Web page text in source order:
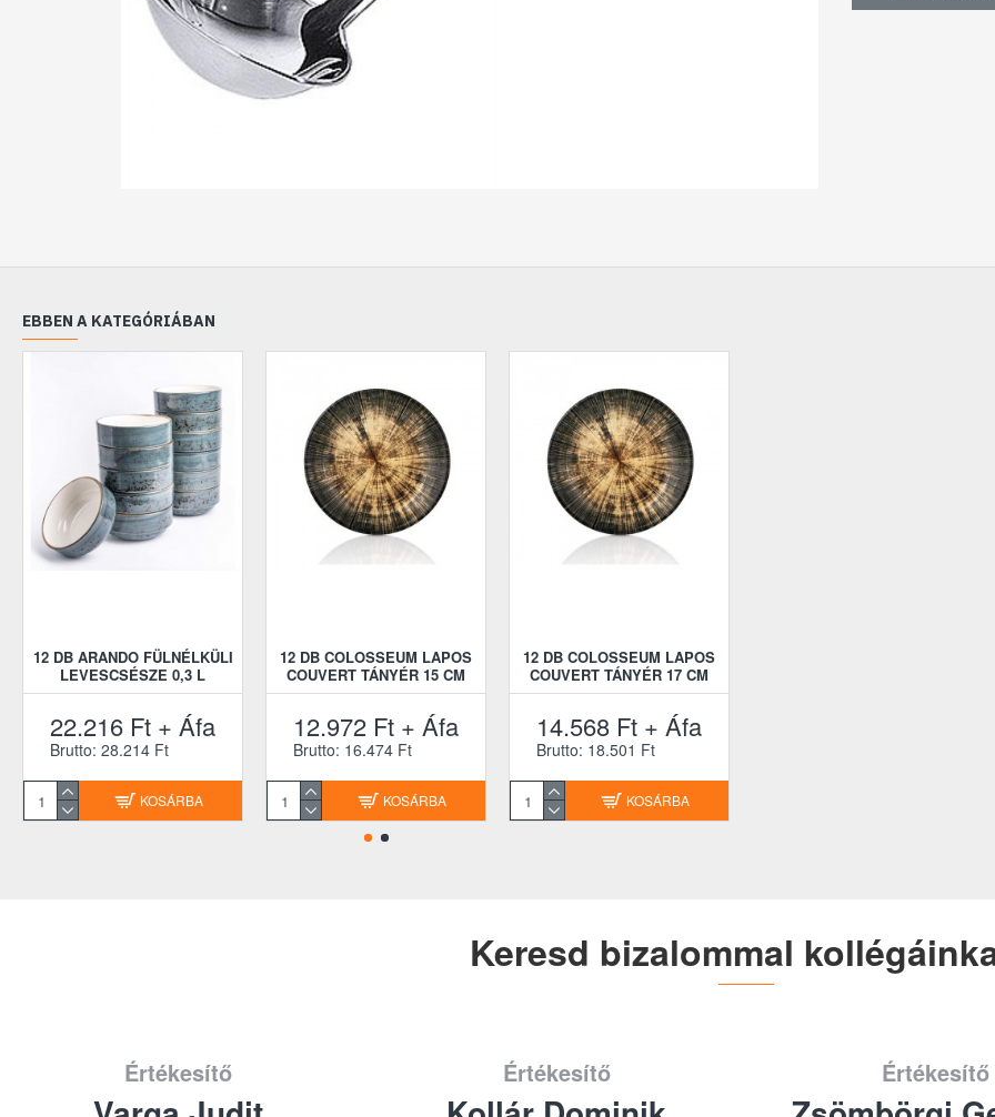
EBBEN A KATEGÓRIÁBAN
12 DB ARANDO FÜLNÉLKÜLI
LEVESCSÉSZE 0,3 L
22.216 Ft + Áfa
Brutto: 28.214 Ft
KOSÁRBA
12 DB COLOSSEUM LAPOS
COUVERT TÁNYÉR 15 CM
12.972 Ft + Áfa
Brutto: 16.474 Ft
KOSÁRBA
12 DB COLOSSEUM LAPOS
COUVERT TÁNYÉR 17 CM
14.568 Ft + Áfa
Brutto: 18.501 Ft
KOSÁRBA
Keresd bizalommal
Értékesítő Értékesítő Értékesítő